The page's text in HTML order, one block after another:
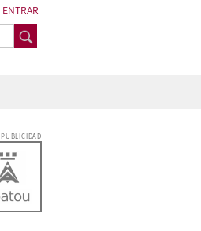
ENTRAR
PUBLICIDAD